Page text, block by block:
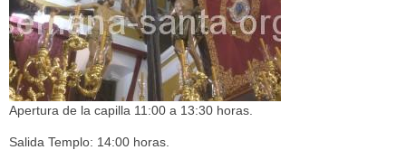
Apertura de la capilla 11:00 a 13:30 horas.
Salida Templo: 14:00 horas.